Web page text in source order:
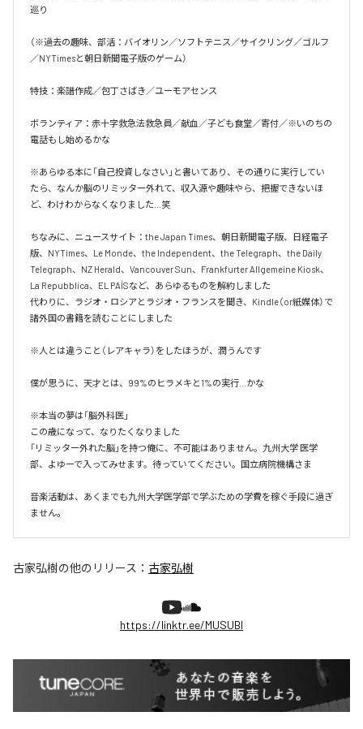
巡り
（※過去の趣味、部活：バイオリン／ソフトテニス／サイクリング／ゴルフ
／NYTimesと朝日新聞電子版のゲーム）
特技：楽譜作成／包丁さばき／ユーモアセンス
ボランティア：赤十字救急法救急員／献血／子ども食堂／寄付／※いのちの
電話もし始めるかな
※あらゆる本に「自己投資しなさい」と書いてあり、その通りに実行してい
たら、なんか脳のリミッター外れて、収入源や趣味やら、把握できないほ
ど、わけわからなくなりました…笑
ちなみに、ニュースサイト：the Japan Times、朝日新聞電子版、日経電子
版、NYTimes、Le Monde、the Independent、the Telegraph、the Daily
Telegraph、NZ Herald、Vancouver Sun、Frankfurter Allgemeine Kiosk、
La Repubblica、EL PAÍSなど、あらゆるものを解約しました
代わりに、ラジオ・ロシアとラジオ・フランスを聞き、Kindle（or紙媒体）で
諸外国の書籍を読むことにしました
※人とは違うこと（レアキャラ）をしたほうが、潤うんです
僕が思うに、天才とは、99%のヒラメキと1%の実行…かな
※本当の夢は「脳外科医」
この歳になって、なりたくなりました
「リミッター外れた脳」を持つ俺に、不可能はありません。九州大学 医学
部、よゆーで入ってみせます。待っていてください。国立病院機構さま
音楽活動は、あくまでも九州大学医学部で学ぶための学費を稼ぐ手段に過ぎ
ません。
古家弘樹の他のリリース： 古家弘樹
https://linktr.ee/MUSUBI